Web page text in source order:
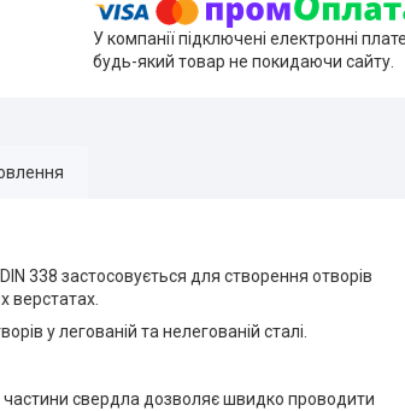
У компанії підключені електронні
будь-який товар не покидаючи сайту.
338 застосовується для створення отворів
верстатах.
у легованій та нелегованій сталі.
частини свердла дозволяє швидко проводити